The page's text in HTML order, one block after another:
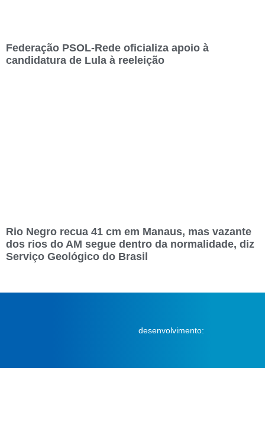
Federação PSOL-Rede oficializa apoio à
candidatura de Lula à reeleição
Rio Negro recua 41 cm em Manaus, mas vazante
dos rios do AM segue dentro da normalidade, diz
Serviço Geológico do Brasil
desenvolvimento: